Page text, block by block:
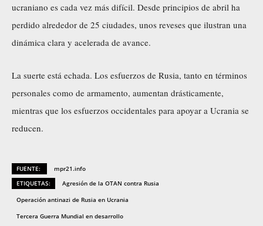
ucraniano es cada vez más difícil. Desde principios de abril ha
perdido alrededor de 25 ciudades, unos reveses que ilustran una
dinámica clara y acelerada de avance.
La suerte está echada. Los esfuerzos de Rusia, tanto en términos
personales como de armamento, aumentan drásticamente,
mientras que los esfuerzos occidentales para apoyar a Ucrania se
reducen.
FUENTE:
mpr21.info
ETIQUETAS:
Agresión de la OTAN contra Rusia
Operación antinazi de Rusia en Ucrania
Tercera Guerra Mundial en desarrollo